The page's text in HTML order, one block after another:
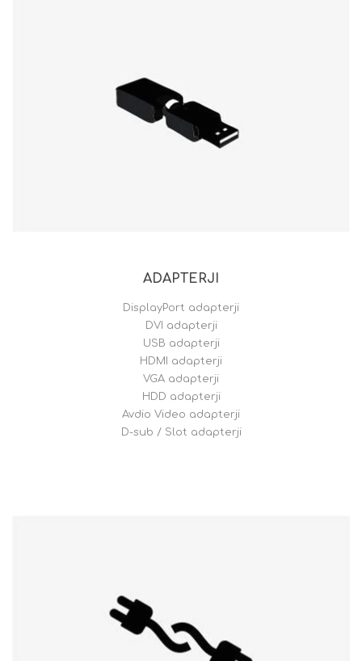
ADAPTERJI
DisplayPort adapterji
DVI adapterji
USB adapterji
HDMI adapterji
VGA adapterji
HDD adapterji
Avdio Video adapterji
D-sub / Slot adapterji